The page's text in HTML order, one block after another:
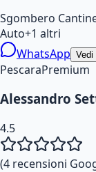
Sgombero
Auto+1 altri
WhatsApp Vedi
PescaraPremium
Alessandro
4.5
(4 recensioni